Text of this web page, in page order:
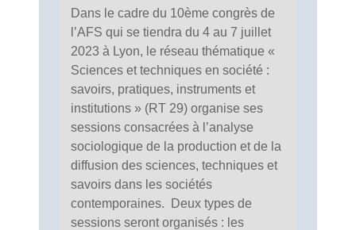
Dans le cadre du 10ème congrès de
l’AFS qui se tiendra du 4 au 7 juillet
2023 à Lyon, le réseau thématique «
Sciences et techniques en société :
savoirs, pratiques, instruments et
institutions » (RT 29) organise ses
sessions consacrées à l’analyse
sociologique de la production et de la
diffusion des sciences, techniques et
savoirs dans les sociétés
contemporaines. Deux types de
sessions seront organisés : les